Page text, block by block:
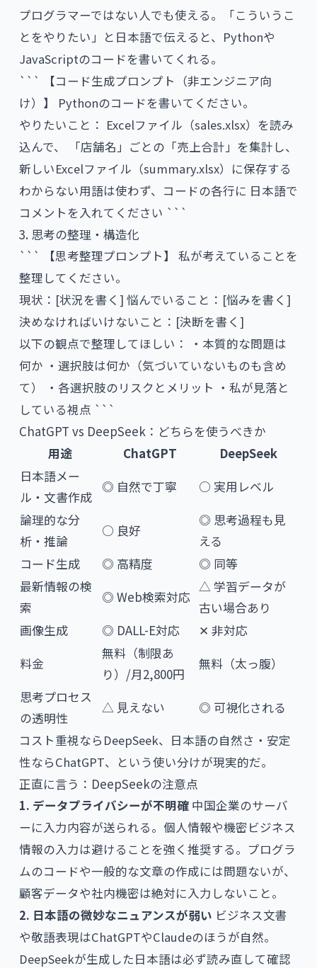
プログラマーではない人でも使える。「こういうこ
とをやりたい」と日本語で伝えると、Pythonや
JavaScriptのコードを書いてくれる。
``` 【コード生成プロンプト（非エンジニア向
け）】 Pythonのコードを書いてください。
やりたいこと： Excelファイル（sales.xlsx）を読み
込んで、 「店舗名」ごとの「売上合計」を集計し、
新しいExcelファイル（summary.xlsx）に保存する
わからない用語は使わず、コードの各行に 日本語で
コメントを入れてください ```
3. 思考の整理・構造化
``` 【思考整理プロンプト】 私が考えていることを
整理してください。
現状：[状況を書く] 悩んでいること：[悩みを書く]
決めなければいけないこと：[決断を書く]
以下の観点で整理してほしい： ・本質的な問題は
何か ・選択肢は何か（気づいていないものも含め
て） ・各選択肢のリスクとメリット ・私が見落と
している視点 ```
ChatGPT vs DeepSeek：どちらを使うべきか
用途
ChatGPT
DeepSeek
日本語メー
ル・文書作成
◎ 自然で丁寧
○ 実用レベル
論理的な分
析・推論
○ 良好
◎ 思考過程も見
える
コード生成
◎ 高精度
◎ 同等
最新情報の検
索
◎ Web検索対応
△ 学習データが
古い場合あり
画像生成
◎ DALL-E対応
✕ 非対応
料金
無料（制限あ
り）/月2,800円
無料（太っ腹）
思考プロセス
の透明性
△ 見えない ◎ 可視化される
コスト重視ならDeepSeek、日本語の自然さ・安定
性ならChatGPT、という使い分けが現実的だ。
正直に言う：DeepSeekの注意点
1. データプライバシーが不明確 中国企業のサーバ
ーに入力内容が送られる。個人情報や機密ビジネス
情報の入力は避けることを強く推奨する。プログラ
ムのコードや一般的な文章の作成には問題ないが、
顧客データや社内機密は絶対に入力しないこと。
2. 日本語の微妙なニュアンスが弱い ビジネス文書
や敬語表現はChatGPTやClaudeのほうが自然。
DeepSeekが生成した日本語は必ず読み直して確認